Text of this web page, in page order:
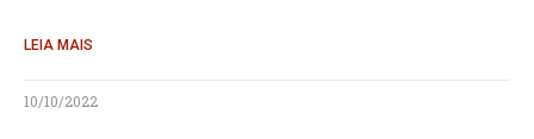
LEIA MAIS
10/10/2022